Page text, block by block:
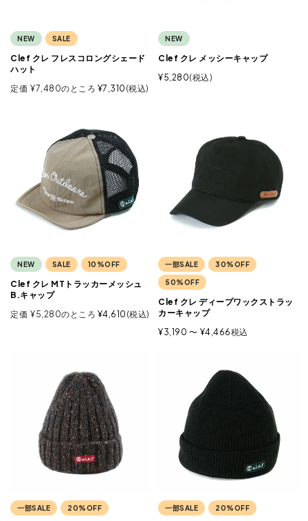
NEW SALE
Clef クレ フレスコロングシェード
ハット
定価 ¥7,480のところ ¥7,310 税込
NEW
Clef クレ メッシーキャップ
¥5,280 税込
NEW SALE 10%OFF
Clef クレ MTトラッカーメッシュ
B.キャップ
定価 ¥5,280のところ ¥4,610 税込
一部SALE 30%OFF
50%OFF
Clef クレ ディープワックストラッ
カーキャップ
¥3,190 〜 ¥4,466税込
一部SALE 20%OFF 一部SALE 20%OFF